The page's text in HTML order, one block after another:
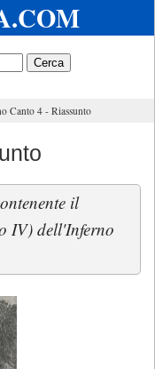
Canto 4 - Riassunto
il
IV) dell'Inferno